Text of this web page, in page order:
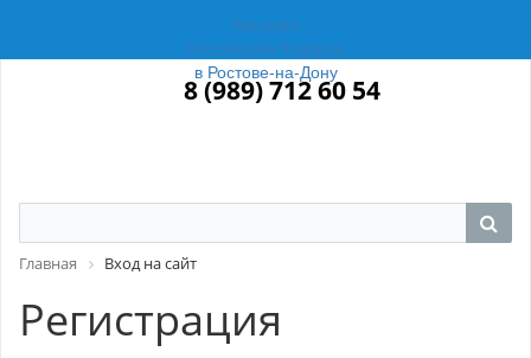
Магазин
Российский Фарфор
в Ростове-на-Дону
8 (989) 712 60 54
Главная Вход на сайт
Регистрация